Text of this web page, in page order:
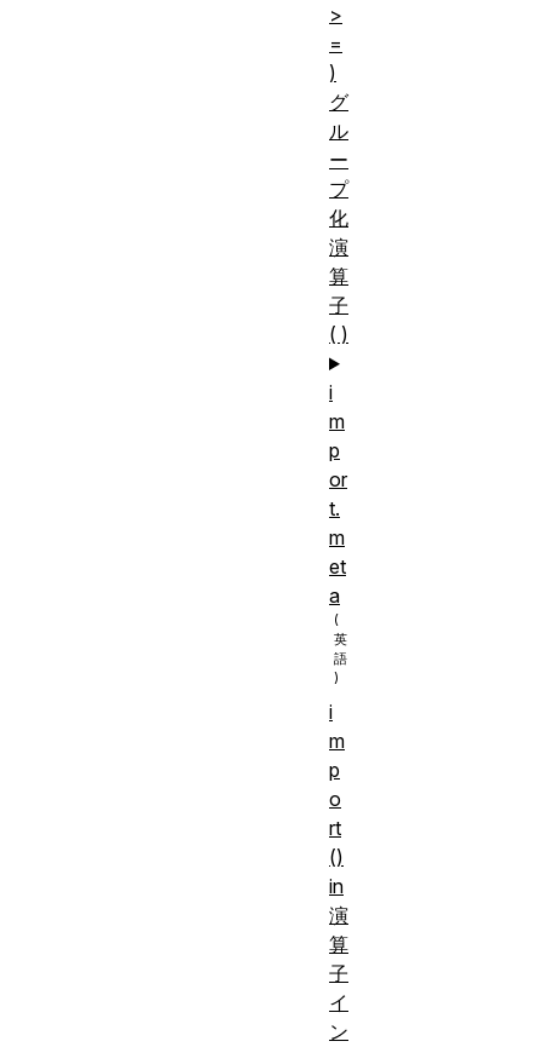
>
=
)
グ
ル
ー
プ
化
演
算
子
( )
i
m
p
or
t.
m
et
a
i
m
p
o
rt
()
in
演
算
子
イ
ン